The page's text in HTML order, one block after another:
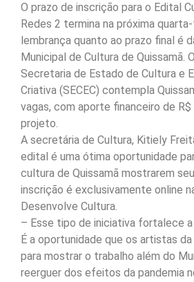
O prazo de inscrição para o Edital
Redes 2 termina na próxima
lembrança quanto ao prazo final é
Municipal de Cultura de Quissamã.
Secretaria de Estado de Cultura e
Criativa (SECEC) contempla
vagas, com aporte financeiro de R$
projeto.
A secretária de Cultura, Kitiely
edital é uma ótima oportunidade
cultura de Quissamã mostrarem
inscrição é exclusivamente online
Desenvolve Cultura.
– Esse tipo de iniciativa fortalece
É a oportunidade que os artistas
para mostrar o trabalho além do
reerguer dos efeitos da pandemia